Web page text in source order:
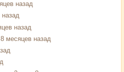
назад
назад
назад
месяцев назад